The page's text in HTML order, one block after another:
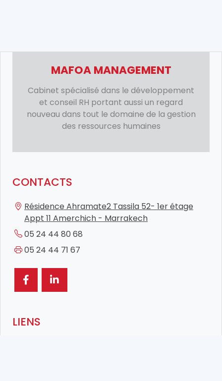
MAFOA MANAGEMENT
Cabinet spécialisé dans le développement
et conseil RH portant aussi un regard
nouveau dans tout le domaine de la gestion
des ressources humaines
CONTACTS
Résidence Ahramate2 Tassila 52- 1er étage
Appt 11 Amerchich - Marrakech
05 24 44 80 68
05 24 44 71 67
LIENS